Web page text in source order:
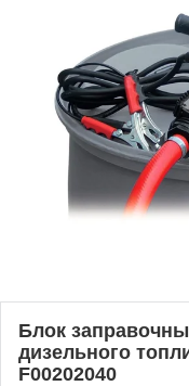
Блок
дизельного
F00202040